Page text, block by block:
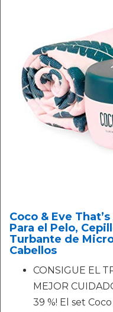
Coco & Eve
Para el Pelo,
Turbante de
Cabellos
CONSIGUE EL
MEJOR
39 %! El set